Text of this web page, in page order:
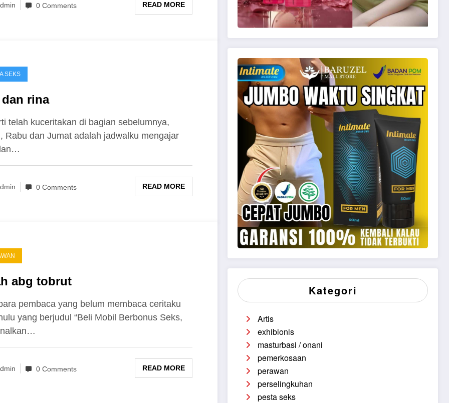
0 Comments READ MORE
SEKS
rina
telah kuceritakan di bagian sebelumnya,
Rabu dan Jumat adalah jadwalku mengajar
0 Comments READ MORE
abg tobrut
pembaca yang belum membaca ceritaku
yang berjudul “Beli Mobil Berbonus Seks,
0 Comments READ MORE
Kategori
Artis
exhibionis
masturbasi / onani
pemerkosaan
perawan
perselingkuhan
pesta seks